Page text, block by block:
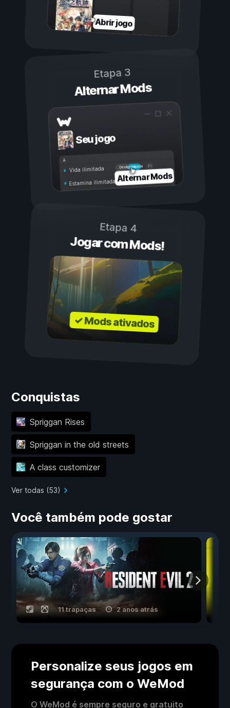
Abrir jogo
Etapa 3
Alternar Mods
Seu jogo
Ligada
Desligada
Vida ilimitada
Estamina ilimitadaAlternar Mods
Etapa 4
Jogar com Mods!
✓ Mods ativados
Conquistas
Spriggan Rises
Spriggan in the old streets
A class customizer
Ver todas (53)
Você também pode gostar
11 trapaças 2 anos atrás
Personalize seus jogos em
segurança com o WeMod
O WeMod é sempre seguro e gratuito